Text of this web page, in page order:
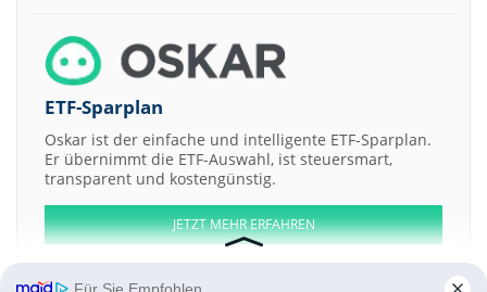
ETF-Sparplan
Oskar ist der einfache und intelligente ETF-Sparplan.
Er übernimmt die ETF-Auswahl, ist steuersmart,
transparent und kostengünstig.
JETZT MEHR ERFAHREN